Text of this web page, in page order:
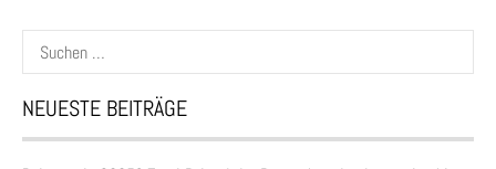
Suchen
nach:
NEUESTE BEITRÄGE